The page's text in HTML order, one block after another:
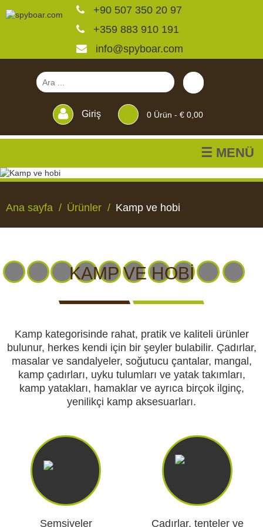
+90 507 350 20 97
+359 883 910 191
info@spyboar.com
Giriş 0Ürün - € 0,00
☰ MENÜ
KAMERALARIGÖRÜNTÜLÜ
IZLEME
KAMERALARI
AV
KÖPEKLERI
AV
MALZEMELERI
KENDINI
SAVUNMA
KAMP
VE HOBI
AV
KIYAFETLERI
GÜVENLIK VÜCUT
KAMERALARI
AKÜLER
GÜNEŞ
PANELLERIGÖRÜŞ
Av kameraları
Canlı görüntülü izleme
CCTV kameraları
Yemlikler
Perdeler
Av köpekleri
Av malzemeleri
Kendini savunma
Kamp ve hobi
Av kıyafetleri
Ana sayfa Ürünler Kamp ve hobi
KAMP VE HOBI
Kamp kategorisinde rahat, pratik ve kaliteli ürünler
bulunur, herkes kendi için bir şeyler bulabilir. Çadırlar,
masalar ve sandalyeler, soğutucu çantalar, mangal,
kamp çadırları, uyku tulumları ve yatak takımları,
kamp yatakları, hamaklar ve ayrıca birçok ilginç,
yenilikçi kamp aksesuarları.
Şemsiyeler
Çadırlar, tenteler ve